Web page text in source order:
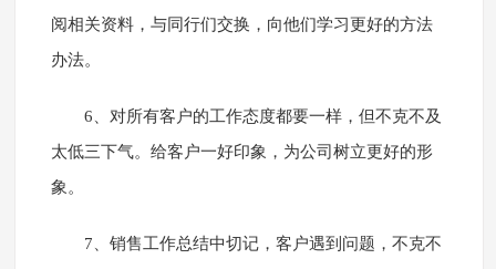
阅相关资料，与同行们交换，向他们学习更好的方法
办法。
6、对所有客户的工作态度都要一样，但不克不及
太低三下气。给客户一好印象，为公司树立更好的形
象。
7、销售工作总结中切记，客户遇到问题，不克不